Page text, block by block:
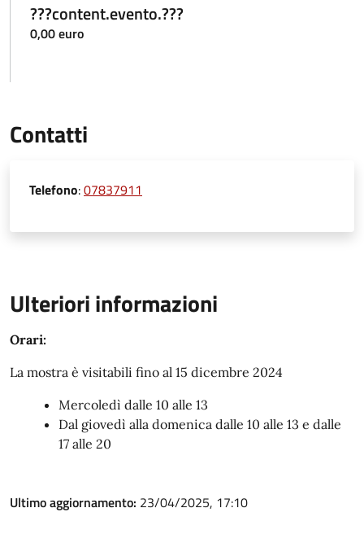
???content.evento.???
0,00 euro
Contatti
Telefono:07837911
Ulteriori informazioni
Orari:
La mostra è visitabili fino al 15 dicembre 2024
Mercoledì dalle 10 alle 13
Dal giovedì alla domenica dalle 10 alle 13 e dalle
17 alle 20
Ultimo aggiornamento: 23/04/2025, 17:10